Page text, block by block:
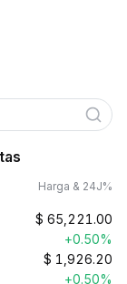
Harga & 24J%
$ 65,221.00
+0.50%
$ 1,926.20
+0.50%